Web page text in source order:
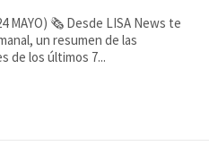
LISA News te
un resumen de las
de los últimos 7...